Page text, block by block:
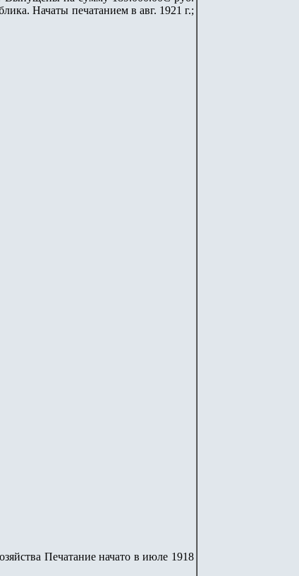
Начаты печатанием в авг. 1921 г.;
Печатание начато в июле 1918